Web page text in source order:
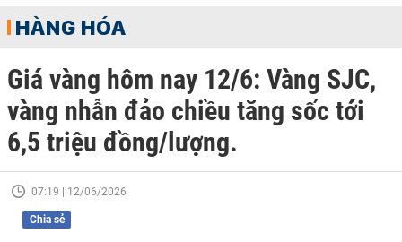
HÀNG HÓA
Giá vàng hôm nay 12/6: Vàng SJC,
vàng nhẫn đảo chiều tăng sốc tới
6,5 triệu đồng/lượng.
07:19 | 12/06/2026
Chia sẻ